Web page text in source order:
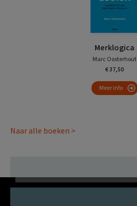
Merklogica
Marc Oosterhout
€ 37,50
Meer info
Naar alle boeken >